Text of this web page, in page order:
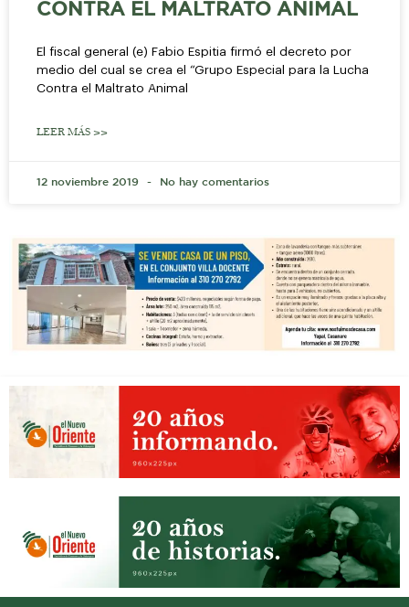
CONTRA EL MALTRATO ANIMAL
El fiscal general (e) Fabio Espitia firmó el decreto por
medio del cual se crea el “Grupo Especial para la Lucha
Contra el Maltrato Animal
LEER MÁS >>
12 noviembre 2019 No hay comentarios